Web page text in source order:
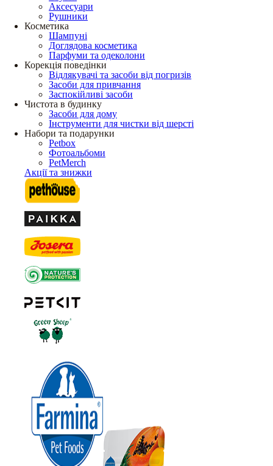
Аксесуари
Рушники
Косметика
Шампуні
Доглядова косметика
Парфуми та одеколони
Корекція поведінки
Відлякувачі та засоби від погризів
Засоби для привчання
Заспокійливі засоби
Чистота в будинку
Засоби для дому
Інструменти для чистки від шерсті
Набори та подарунки
Petbox
Фотоальбоми
PetMerch
Акції та знижки